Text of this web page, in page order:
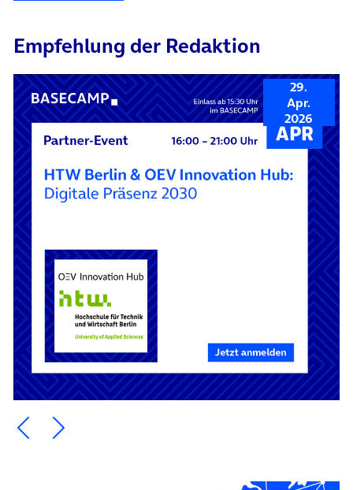
Empfehlung der Redaktion
29.
Apr.
2026
Ein Element zurück blättern
Ein Element weiter blättern